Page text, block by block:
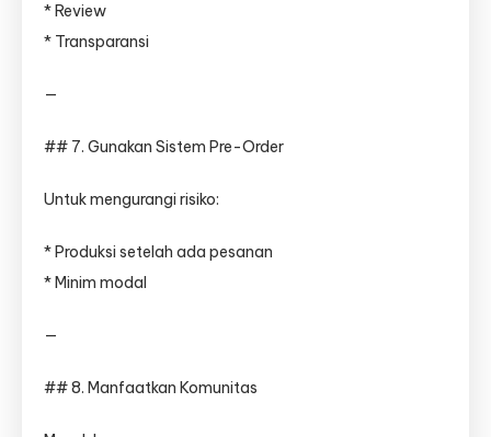
* Review
* Transparansi
—
## 7. Gunakan Sistem Pre-Order
Untuk mengurangi risiko:
* Produksi setelah ada pesanan
* Minim modal
—
## 8. Manfaatkan Komunitas